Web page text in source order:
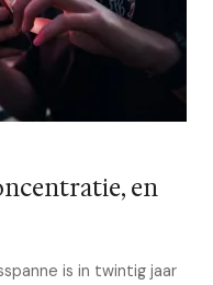
en
is in twintig jaar